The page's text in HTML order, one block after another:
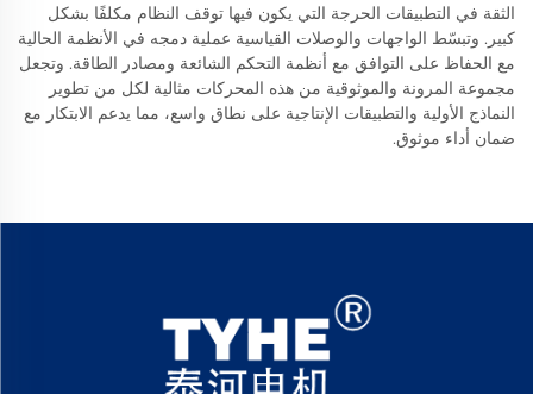
الثقة في التطبيقات الحرجة التي يكون فيها توقف النظام مكلفًا بشكل
كبير. وتبسّط الواجهات والوصلات القياسية عملية دمجه في الأنظمة الحالية
مع الحفاظ على التوافق مع أنظمة التحكم الشائعة ومصادر الطاقة. وتجعل
مجموعة المرونة والموثوقية من هذه المحركات مثالية لكل من تطوير
النماذج الأولية والتطبيقات الإنتاجية على نطاق واسع، مما يدعم الابتكار مع
ضمان أداء موثوق.